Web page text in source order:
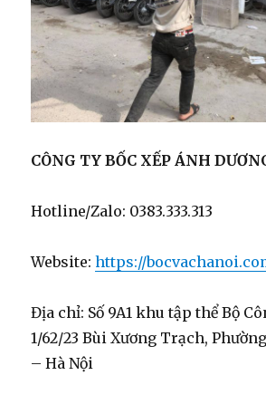
CÔNG TY BỐC XẾP ÁNH
Hotline/Zalo: 0383.333.313
Website:https://
Địa chỉ: Số 9A1 khu tập thể Bộ
1/62/23 Bùi Xương Trạch,
– Hà Nội